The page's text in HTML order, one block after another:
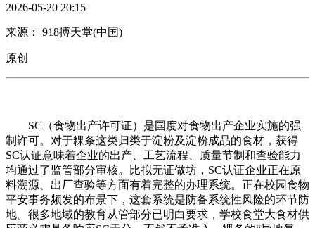
2026-05-20 20:15
来源： 918搏天堂(中国)
原创
SC（食物出产许可证）是国度对食物出产企业实施的强
制许可。对于粿条这类归类于淀粉及淀粉成品的食材，获得
SC认证意味着企业的出产、工艺流程、质量节制和查验能力
均通过了监管部分审核。比拟无证做坊，SC认证企业正在原
料溯源、出厂查验等方面有着完整的办理系统。正在校园食物
平安事务频发的布景下，这套系统是防备系统性风险的环节防
地。很多地域的教育从管部分已明白要求，学校食堂大食材供